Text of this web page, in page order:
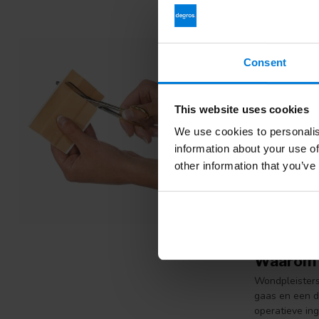
Consent
This website uses cookies
We use cookies to
information about your use
other information that
Koop uw
Een
Je huid
organismen
hygiënische
een
Wat is
soorten
gaas en een
operatieve